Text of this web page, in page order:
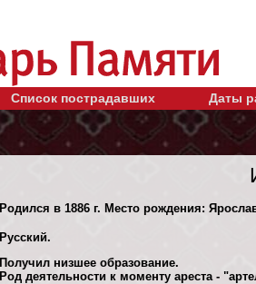
Список пострадавших Даты
Родился в 1886 г. Место рождения:
Русский.
Получил низшее образование.
Род деятельности к моменту ареста -